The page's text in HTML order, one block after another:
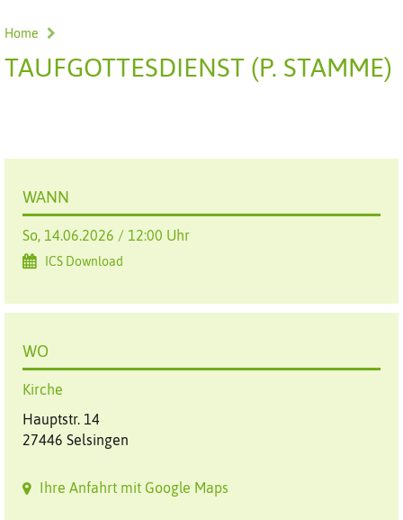
Home
TAUFGOTTESDIENST (P. STAMME)
WANN
So, 14.06.2026 / 12:00 Uhr
ICS Download
WO
Kirche
Hauptstr. 14
27446 Selsingen
Ihre Anfahrt mit Google Maps